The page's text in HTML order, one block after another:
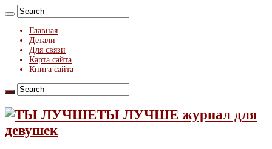
Главная
Детали
Для связи
Карта сайта
Книга сайта
ТЫ ЛУЧШЕ журнал для
девушек